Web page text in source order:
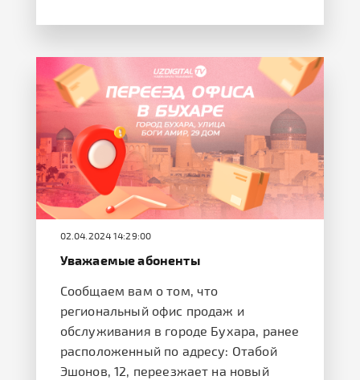
02.04.2024 14:29:00
Уважаемые абоненты
Сообщаем вам о том, что
региональный офис продаж и
обслуживания в городе Бухара, ранее
расположенный по адресу: Отабой
Эшонов, 12, переезжает на новый